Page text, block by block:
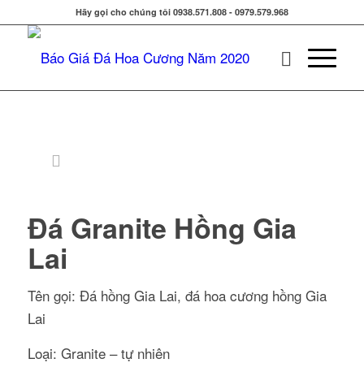
Hãy gọi cho chúng tôi 0938.571.808 - 0979.579.968
Đá Granite Hồng Gia
Lai
Tên gọi: Đá hồng Gia Lai, đá hoa cương hồng Gia
Lai
Loại: Granite – tự nhiên